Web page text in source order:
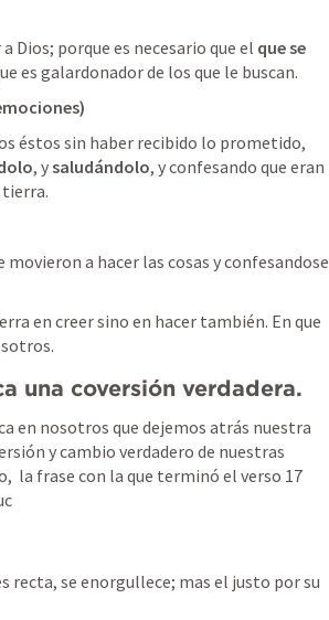
Dios; porque es necesario que el que se
es galardonador de los que le buscan.
éstos sin haber recibido lo prometido,
, y saludándolo, y confesando que eran
a hacer las cosas y confesandose
en creer sino en hacer también. En que
una coversión verdadera.
en nosotros que dejemos atrás nuestra
y cambio verdadero de nuestras
la frase con la que terminó el verso 17
recta, se enorgullece; mas el justo por su